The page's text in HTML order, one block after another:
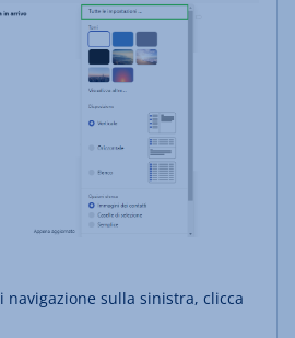
navigazione sulla sinistra, clicca